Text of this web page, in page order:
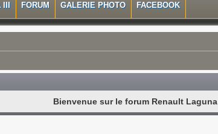
III FORUM GALERIE PHOTO FACEBOOK
Bienvenue sur le forum Renault Laguna